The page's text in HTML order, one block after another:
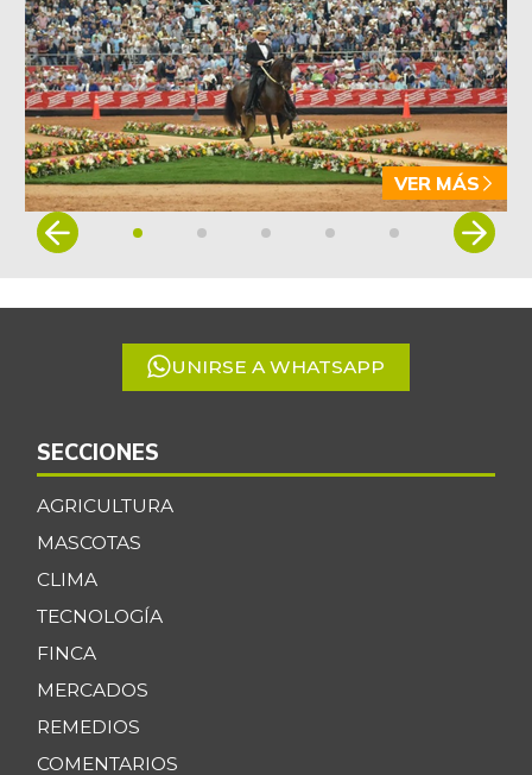
VER MÁS
Item
5
UNIRSE A WHATSAPP
SECCIONES
AGRICULTURA
MASCOTAS
CLIMA
TECNOLOGÍA
FINCA
MERCADOS
REMEDIOS
COMENTARIOS